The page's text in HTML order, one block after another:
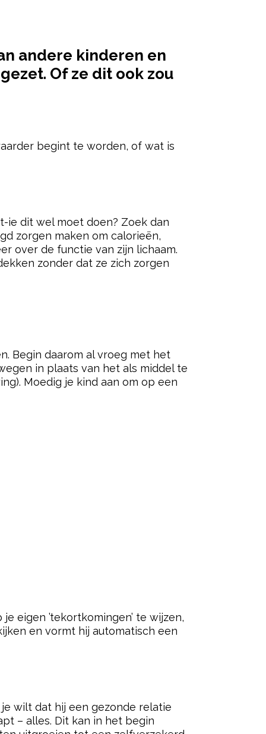
andere kinderen en
Of ze dit ook zou
begint te worden, of wat is
ie dit wel moet doen? Zoek dan
zorgen maken om calorieën,
over de functie van zijn lichaam.
zonder dat ze zich zorgen
Begin daarom al vroeg met het
in plaats van het als middel te
Moedig je kind aan om op een
eigen ’tekortkomingen’ te wijzen,
en vormt hij automatisch een
je wilt dat hij een gezonde relatie
– alles. Dit kan in het begin